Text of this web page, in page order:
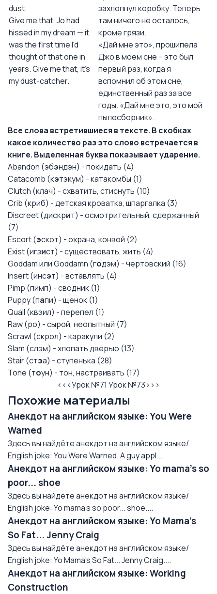
dust.
Give me that, Jo had
hissed in my dream — it
was the first time I'd
thought of that one in
years. Give me that, it's
my dust-catcher.
захлопнул коробку. Теперь
там ничего не осталось,
кроме грязи.
«Дай мне это», прошипела
Джо в моем сне – это был
первый раз, когда я
вспомнил об этом сне,
единственный раз за все
годы. «Дай мне это, это мой
пылесборник».
Все слова встретившиеся в тексте. В скобках
какое количество раз это слово встречается в
книге. Выделенная буква показывает ударение.
Abandon (эбэндэн) - покидать (4)
Catacomb (кэтэкум) - катакомбы (1)
Clutch (клач) - схватить, стиснуть (10)
Crib (криб) - детская кроватка, шпаргалка (3)
Discreet (дискрит) - осмотрительный, сдержанный
(7)
Escort (эскот) - охрана, конвой (2)
Exist (игзист) - существовать, жить (4)
Goddam или Goddamn (годэм) - чертовский (16)
Insert (инсэт) - вставлять (4)
Pimp (пимп) - сводник (1)
Puppy (папи) - щенок (1)
Quail (квэил) - перепел (1)
Raw (ро) - сырой, неопытный (7)
Scrawl (скрол) - каракули (2)
Slam (слэм) - хлопать дверью (13)
Stair (стэа) - ступенька (28)
Tone (тоун) - тон, настраивать (17)
<<<Урок №71 Урок №73>>>
Похожие материалы
Анекдот на английском языке: You Were
Warned
Здесь вы найдёте анекдот на английском языке/
English joke: You Were Warned. A guy appl...
Анекдот на английском языке: Yo mama's so
poor... shoe
Здесь вы найдёте анекдот на английском языке/
English joke: Yo mama's so poor... shoe....
Анекдот на английском языке: Yo Mama's
So Fat... Jenny Craig
Здесь вы найдёте анекдот на английском языке/
English joke: Yo Mama's So Fat... Jenny Craig....
Анекдот на английском языке: Working
Construction